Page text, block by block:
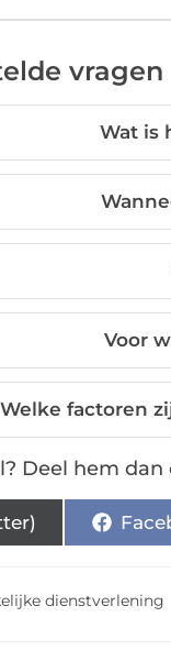
vragen
Wat is
Voor
Welke factoren
Deel hem dan
dienstverlening